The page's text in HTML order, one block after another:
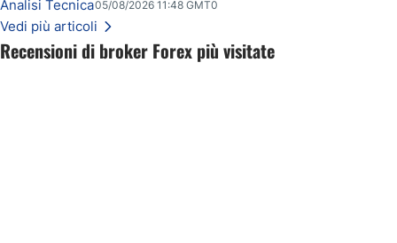
Recensioni di broker Forex più visitate
Analisi Tecnica05/08/2026 11:48 GMT0
Vedi più articoli